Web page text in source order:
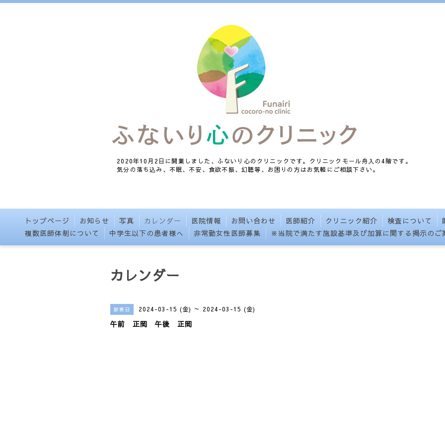
2020年10月2日に開業しました、ふないり心のクリニックです。クリニックモール舟入の4階です。
気分の落ち込み、不眠、不安、食欲不振、幻聴等、お困りの方はお気軽にご相談下さい。
トップページ お知らせ 写真 カレンダー 医院情報 お問い合わせ 医師紹介 クリニック紹介 検査について
複数医師体制について
中学生以下の患者様へ 非常勤女性医師募集 ※当院で満たす施設基準及び加算に関する掲示のご
カレンダー
診察日 2024-03-15 (金) ～ 2024-03-15 (金)
午前 正岡 午後 正岡